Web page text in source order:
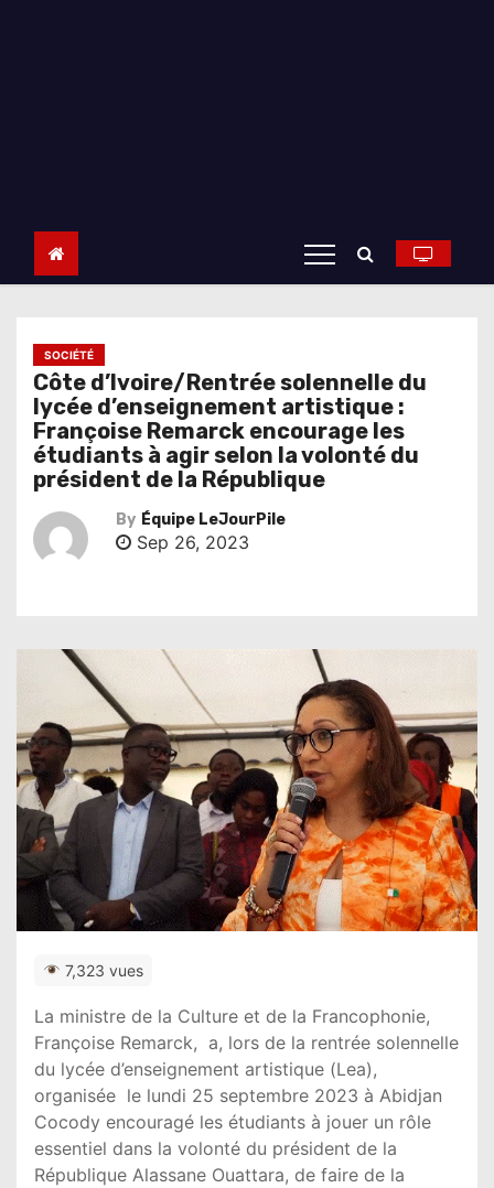
SOCIÉTÉ
Côte d’Ivoire/Rentrée solennelle du
lycée d’enseignement artistique :
Françoise Remarck encourage les
étudiants à agir selon la volonté du
président de la République
By Équipe LeJourPile
Sep 26, 2023
7,323 vues
La ministre de la Culture et de la Francophonie,
Françoise Remarck, a, lors de la rentrée solennelle
du lycée d’enseignement artistique (Lea),
organisée le lundi 25 septembre 2023 à Abidjan
Cocody encouragé les étudiants à jouer un rôle
essentiel dans la volonté du président de la
République Alassane Ouattara, de faire de la